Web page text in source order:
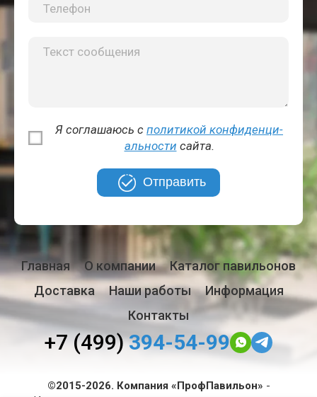
Я соглашаюсь с политикой кон­фи­ден­ци­
аль­но­сти сайта.
Отправить
Главная О компании
Каталог павильонов
Доставка
Наши работы
Информация
Контакты
+7 (499)394-54-99
©2015-2026. Компания «ПрофПавильон» -